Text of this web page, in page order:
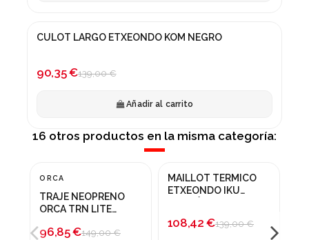
¡En oferta!
CULOT LARGO ETXEONDO KOM NEGRO
90,35 €139,00 €
Añadir al carrito
16 otros productos en la misma categoría:
-35%
ORCA
TRAJE NEOPRENO
ORCA TRN LITE
96,85 €149,00 €
¡En oferta!
MAILLOT TERMICO
ETXEONDO IKU
108,42 €139,00 €